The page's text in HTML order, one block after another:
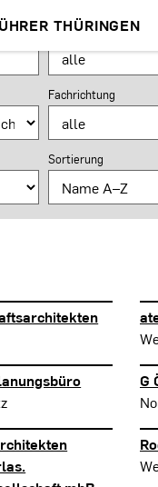
THÜRINGEN
Ort
Fachrichtung
Sortierung
G